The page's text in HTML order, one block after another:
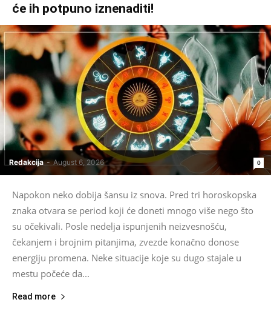
će ih potpuno iznenaditi!
Redakcija - August 6, 2026 0
Napokon neko dobija šansu iz snova. Pred tri horoskopska
znaka otvara se period koji će doneti mnogo više nego što
su očekivali. Posle nedelja ispunjenih neizvesnošću,
čekanjem i brojnim pitanjima, zvezde konačno donose
energiju promena. Neke situacije koje su dugo stajale u
mestu počeće da...
Read more